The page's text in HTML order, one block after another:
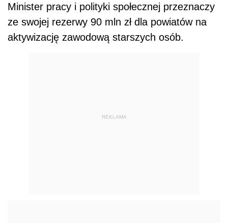
Minister pracy i polityki społecznej przeznaczy
ze swojej rezerwy 90 mln zł dla powiatów na
aktywizację zawodową starszych osób.
REKLAMA